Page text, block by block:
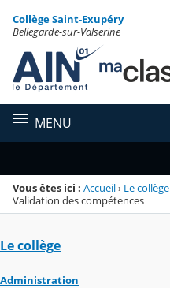
Menu de la rubrique
Contenu
Collège Saint-Exupéry
Bellegarde-sur-Valserine
MENU
Vous êtes ici : Accueil› Le collège
Validation des compétences
Le collège
Administration